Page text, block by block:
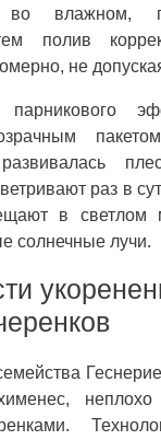
во влажном,
полив
не
раз в
в светлом
солнечные лучи.
неплохо